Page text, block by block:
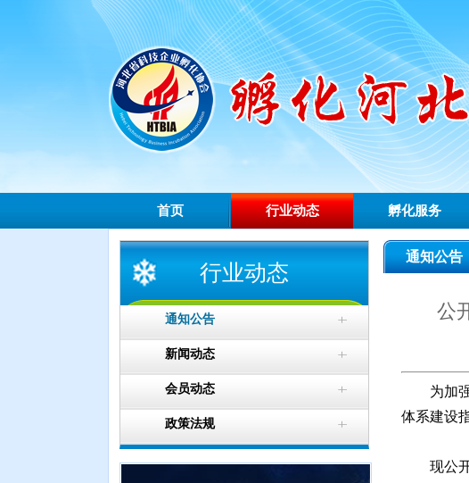
首页 行业动态 孵化服务
行业动态
通知公告
新闻动态
会员动态
政策法规
通知公告
公
为加
体系建设
现公